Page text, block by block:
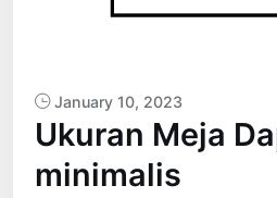
January 10, 2023
Ukuran Meja
minimalis